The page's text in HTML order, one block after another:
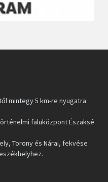
mintegy 5 km-re nyugatra
faluközpont Északsé
Torony és Nárai, fekvése